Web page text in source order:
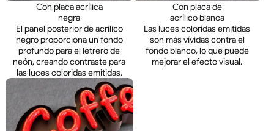
Con placa acrílica
negra
El panel posterior de acrílico
negro proporciona un fondo
profundo para el letrero de
neón, creando contraste para
las luces coloridas emitidas.
Con placa de
acrílico blanca
Las luces coloridas emitidas
son más vívidas contra el
fondo blanco, lo que puede
mejorar el efecto visual.